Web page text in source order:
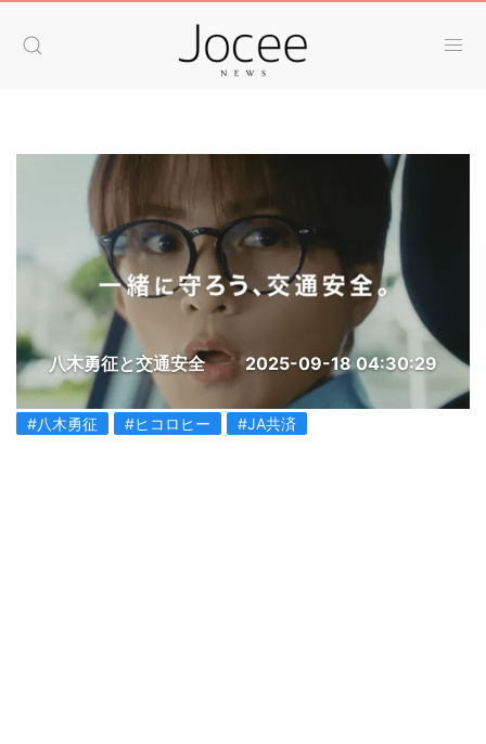
八木勇征と交通安全 2025-09-18 04:30:29
#八木勇征 #ヒコロヒー #JA共済